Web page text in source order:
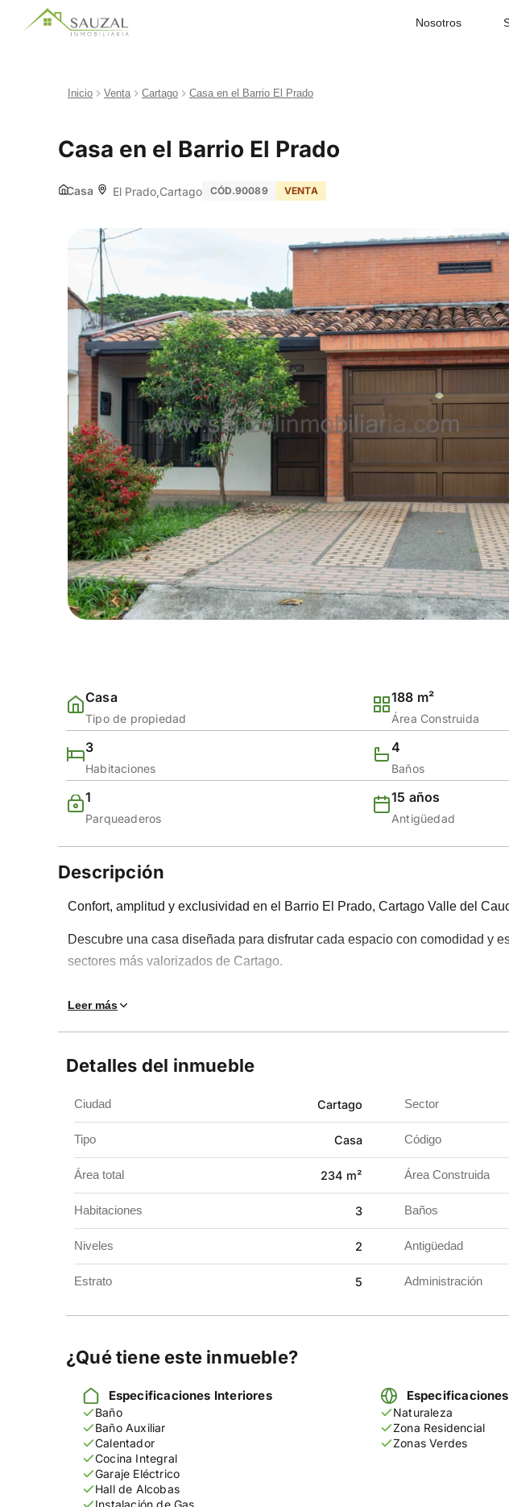
Nosotros
Inicio Venta Cartago Casa en el Barrio El Prado
Casa en el Barrio El Prado
Casa El Prado Cartago CÓD.90089 VENTA
Casa
Tipo de propiedad
188 m²
Área Construida
3
Habitaciones
4
Baños
1
Parqueaderos
15 años
Antigüedad
Descripción
Confort, amplitud y exclusividad en el Barrio El Prado, Cartago Valle del
Descubre una casa diseñada para disfrutar cada espacio con comodidad y
sectores más valorizados de Cartago.
Sus exteriores marcan la diferencia: un patio amplio perfecto para reuniones
con apertura eléctrica, calentador e instalación de gas para mayor comodidad.
Una casa que combina elegancia, funcionalidad y espacios para disfrutar
Contáctanos y agenda tu visita.
Leer más
Detalles del inmueble
Ciudad Cartago Sector
Tipo Casa Código
Área total 234 m² Área Construida
Habitaciones 3 Baños
Niveles 2 Antigüedad
Estrato 5 Administración
¿Qué tiene este inmueble?
Especificaciones Interiores
Baño
Baño Auxiliar
Calentador
Cocina Integral
Garaje Eléctrico
Hall de Alcobas
Instalación de Gas
Naturaleza
Zona Residencial
Zonas Verdes